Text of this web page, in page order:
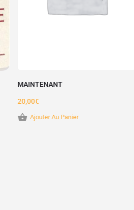
MAINTENANT
20,00€
Ajouter Au Panier